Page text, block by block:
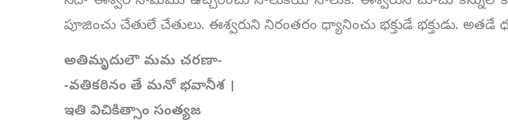
పూజించు చేతులే చేతులు. ఈశ్వరుని నిరంతరం ధ్యానించు భక్తుడే భక్తుడు. అతడే
అతిమృదులౌ మమ చరణా-
-వతికఠినం తే మనో భవానీశ ।
ఇతి విచికిత్సాం సంత్యజ